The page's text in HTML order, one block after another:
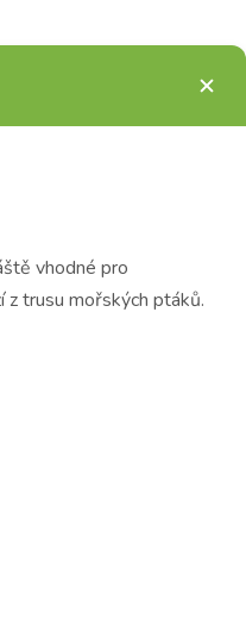
vhodné pro
z trusu mořských ptáků.